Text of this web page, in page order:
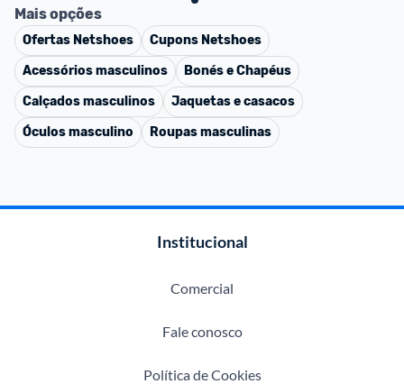
Mais opções
Ofertas Netshoes Cupons Netshoes
Acessórios masculinos
Bonés e Chapéus
Calçados masculinos
Jaquetas e casacos
Óculos masculino
Roupas masculinas
Institucional
Comercial
Fale conosco
Política de Cookies